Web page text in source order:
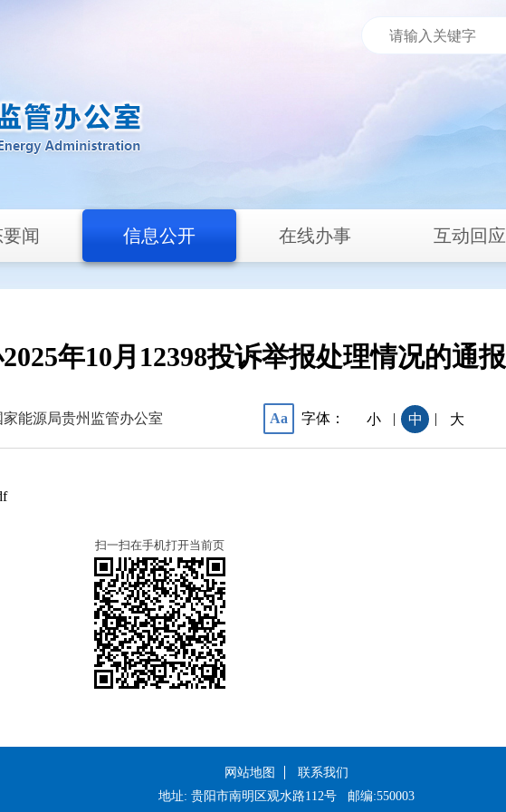
闻 信息公开 在线办事 互动回应
年10月12398投诉举报处理情况的通报
能源局贵州监管办公室 Aa 字体： 小 | 中 | 大
扫一扫在手机打开当前页
网站地图
联系我们
地址: 贵阳市南明区观水路112号
邮编:550003